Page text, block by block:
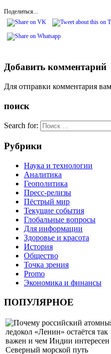
Поделиться...
Добавить комментарий
Для отправки комментария
поиск
Search for:
Рубрики
Наука и технологии
Аналитика
Геополитика
Пресс-релизы
Пёстрый мир
Текущие события
Глобальные вопросы
Для информации
Здоровье и красота
История
Общество
Точка зрения
Promo
Экономика и финансы
ПОПУЛЯРНОЕ